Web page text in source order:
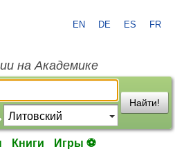
EN DE ES FR
на Академике
Найти!
Книги Игры ⚽